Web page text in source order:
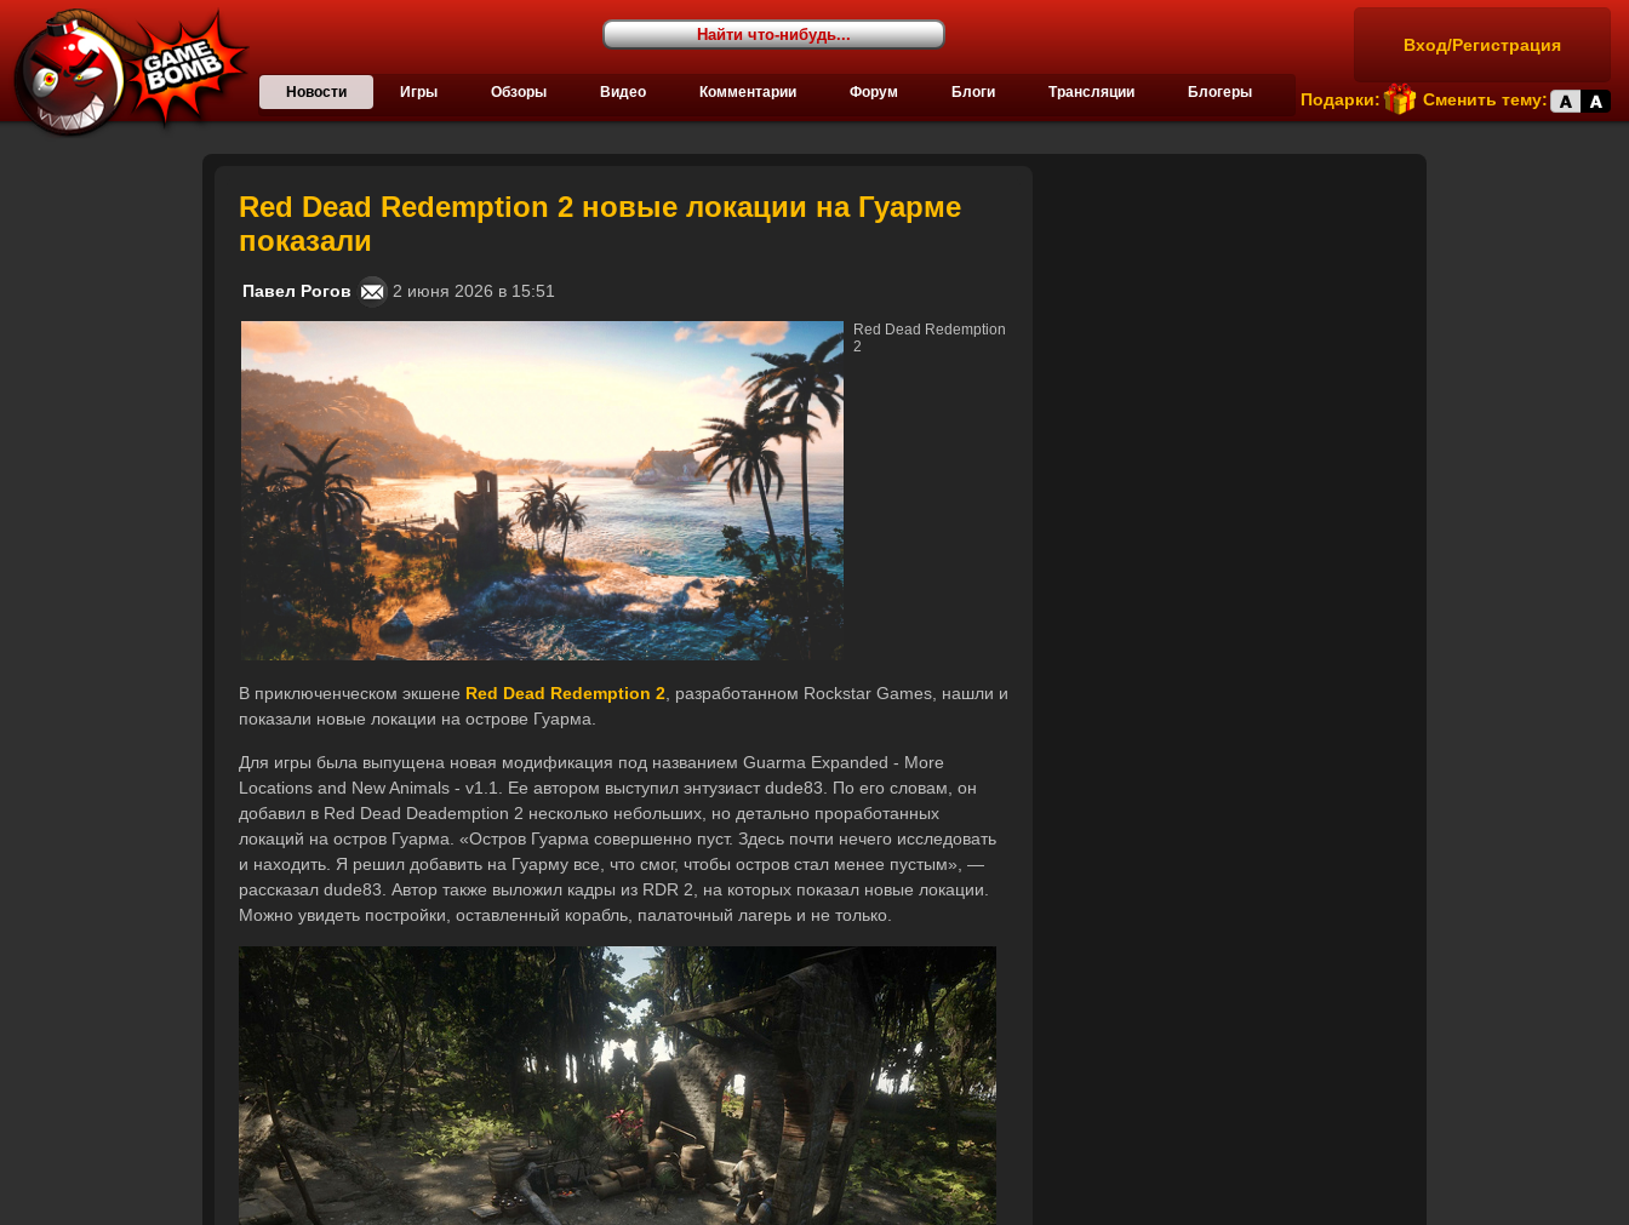
Вход/Регистрация
Подарки: Сменить тему:
Новости Игры Обзоры Видео Комментарии Форум Блоги Трансляции Блогеры
Red Dead Redemption 2 новые локации на Гуарме
показали
Павел Рогов 2 июня 2026 в 15:51
Red Dead Redemption
2
В приключенческом экшене Red Dead Redemption 2 , разработанном Rockstar Games, нашли и
показали новые локации на острове Гуарма.
Для игры была выпущена новая модификация под названием Guarma Expanded - More
Locations and New Animals - v1.1. Ее автором выступил энтузиаст dude83. По его словам, он
добавил в Red Dead Deademption 2 несколько небольших, но детально проработанных
локаций на остров Гуарма. «Остров Гуарма совершенно пуст. Здесь почти нечего исследовать
и находить. Я решил добавить на Гуарму все, что смог, чтобы остров стал менее пустым», —
рассказал dude83. Автор также выложил кадры из RDR 2, на которых показал новые локации.
Можно увидеть постройки, оставленный корабль, палаточный лагерь и не только.